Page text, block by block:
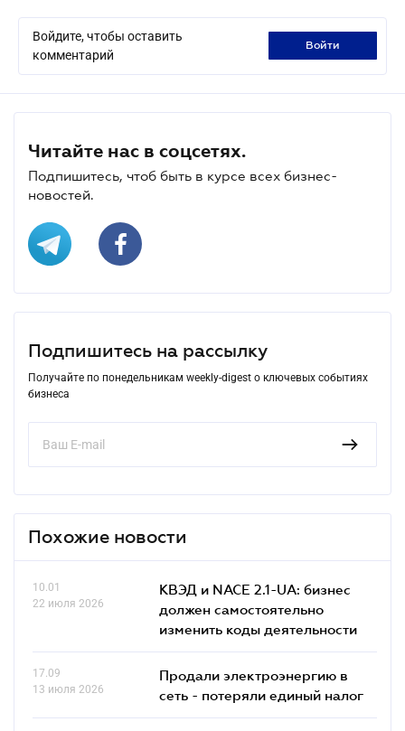
Войдите, чтобы оставить
комментарий
войти
Читайте нас в соцсетях.
Подпишитесь, чтоб быть в курсе всех бизнес-
новостей.
Подпишитесь на рассылку
Получайте по понедельникам weekly-digest о ключевых событиях
бизнеса
Похожие новости
10.01
22 июля 2026
КВЭД и NACE 2.1-UA: бизнес
должен самостоятельно
изменить коды деятельности
17.09
13 июля 2026
Продали электроэнергию в
сеть - потеряли единый налог